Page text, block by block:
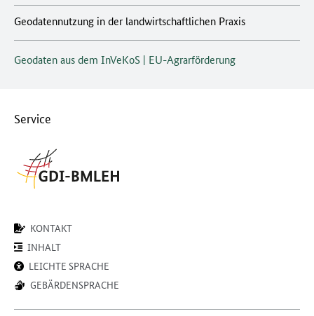
Geodatennutzung in der landwirtschaftlichen Praxis
Geodaten aus dem InVeKoS | EU-Agrarförderung
Service
KONTAKT
INHALT
LEICHTE SPRACHE
GEBÄRDENSPRACHE